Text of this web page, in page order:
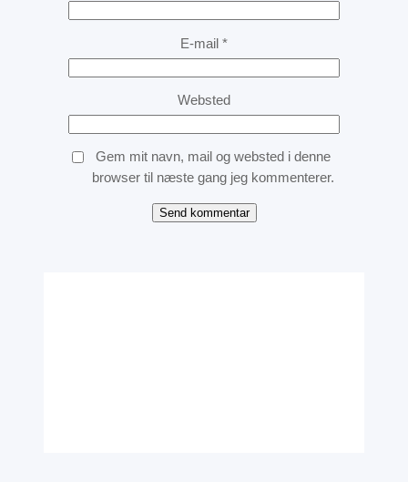
E-mail *
Websted
Gem mit navn, mail og websted i denne
browser til næste gang jeg kommenterer.